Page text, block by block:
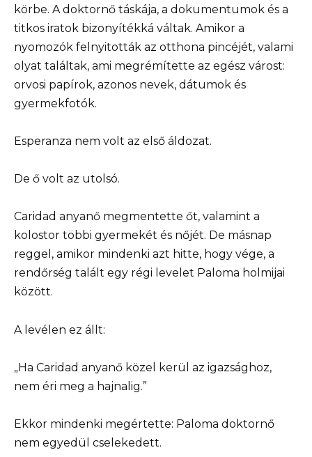
körbe. A doktornő táskája, a dokumentumok és a
titkos iratok bizonyítékká váltak. Amikor a
nyomozók felnyitották az otthona pincéjét, valami
olyat találtak, ami megrémítette az egész várost:
orvosi papírok, azonos nevek, dátumok és
gyermekfotók.
Esperanza nem volt az első áldozat.
De ő volt az utolsó.
Caridad anyanő megmentette őt, valamint a
kolostor többi gyermekét és nőjét. De másnap
reggel, amikor mindenki azt hitte, hogy vége, a
rendőrség talált egy régi levelet Paloma holmijai
között.
A levélen ez állt:
„Ha Caridad anyanő közel kerül az igazsághoz,
nem éri meg a hajnalig.”
Ekkor mindenki megértette: Paloma doktornő
nem egyedül cselekedett.